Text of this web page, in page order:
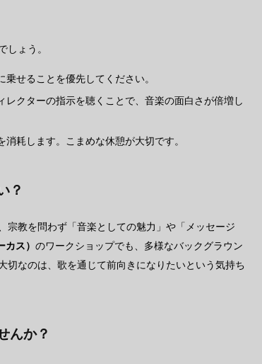
しょう。
せることを優先してください。
クターの指示を聴くことで、音楽の面白さが倍増し
耗します。こまめな休憩が大切です。
？
宗教を問わず「音楽としての魅力」や「メッセージ
ス） のワークショップでも、多様なバックグラウン
切なのは、歌を通じて前向きになりたいという気持ち
んか？